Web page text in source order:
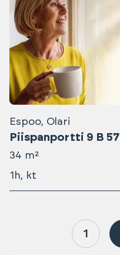
Espoo, Olari
Piispanportti 9 B 57
34 m²
1h, kt
1